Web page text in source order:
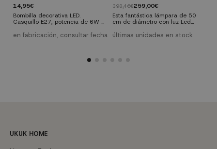
14,95€
Bombilla decorativa LED.
Casquillo E27, potencia de 6W y
ámbar con 2300K que, además
de darte esa luz cálida tan
lucir en lámparas que dejen ver
en fabricación, consultar fecha
398,46€259,00€
Esta fantástica lámpara de 50
cm de diámetro con luz Led
4000k 5548 lúmenes, está
últimas unidades en stock
UKUK HOME